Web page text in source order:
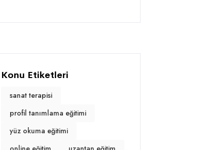
Konu Etiketleri
sanat terapisi
profil tanımlama eğitimi
yüz okuma eğitimi